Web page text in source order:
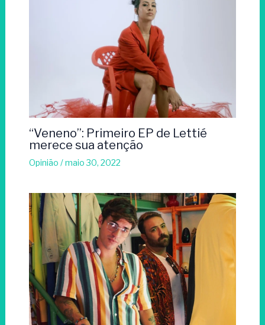
“Veneno”: Primeiro EP de Lettié
merece sua atenção
Opinião /maio 30, 2022